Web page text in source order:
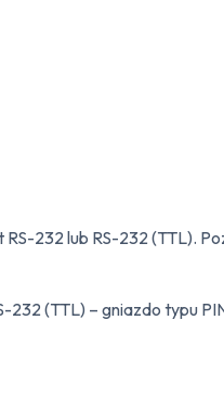
232 lub RS-232 (TTL).
(TTL) – gniazdo typu